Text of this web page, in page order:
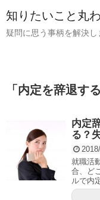
知りたいこと丸
疑問に思う事柄を解決
「 内定を辞退す
内定
る？
就職活
合、ど
ルで内